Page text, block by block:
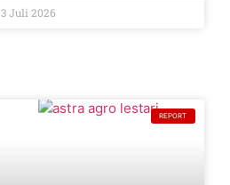
3 Juli 2026
REPORT